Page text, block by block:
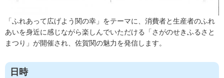
「ふれあって広げよう関の幸」をテーマに、消費者と生産者のふれ
あいを身近に感じながら楽しんでいただける「さがのせきふるさと
まつり」が開催され、佐賀関の魅力を発信します。
日時